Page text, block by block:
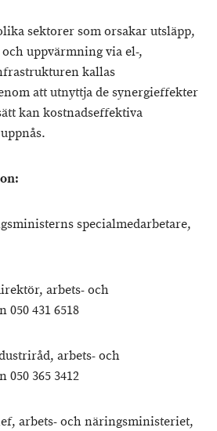
sektorer som orsakar utsläpp,
uppvärmning via el-,
kallas
att utnyttja de synergieffekter
kan kostnadseffektiva
specialmedarbetare,
arbets- och
431 6518
arbets- och
365 3412
arbets- och näringsministeriet,